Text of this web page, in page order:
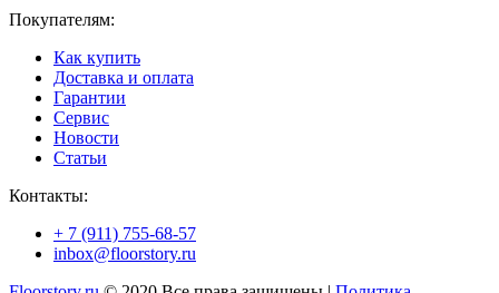
Покупателям:
Как купить
Доставка и оплата
Гарантии
Сервис
Новости
Статьи
Контакты:
+ 7 (911) 755-68-57
inbox@floorstory.ru